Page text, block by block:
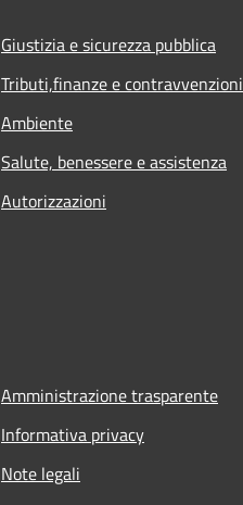
Giustizia e sicurezza pubblica
Tributi,finanze e contravvenzioni
Ambiente
Salute, benessere e assistenza
Autorizzazioni
Amministrazione trasparente
Informativa privacy
Note legali